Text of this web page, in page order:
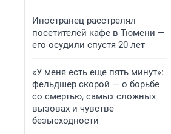
Иностранец расстрелял
посетителей кафе в Тюмени —
его осудили спустя 20 лет
«У меня есть еще пять минут»:
фельдшер скорой — о борьбе
со смертью, самых сложных
вызовах и чувстве
безысходности